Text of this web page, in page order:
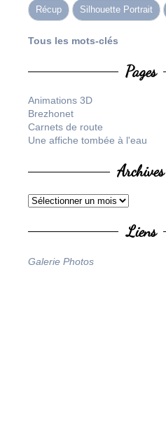
Récup Silhouette Portrait
Tous les mots-clés
Pages
Animations 3D
Brezhonet
Carnets de route
Une affiche tombée à l'eau
Archives
Liens
Galerie Photos